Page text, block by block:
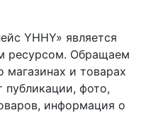
YHHY» является
ресурсом. Обращаем
и товарах
публикации, фото,
информация о